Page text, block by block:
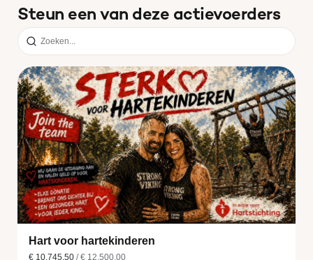
Steun een van deze actievoerders
Hart voor hartekinderen
€ 10.745,50 / € 12.500,00